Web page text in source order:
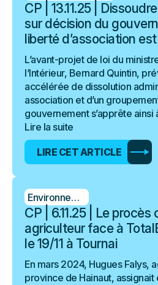
CP | 13.11.25 |
sur décision du
liberté d’association
L’avant-projet de loi du
l’Intérieur, Bernard Quintin,
accélérée de dissolution
association et d’un
gouvernement s’apprête ainsi
Lire la suite
LIRE CET ARTICLE
Environnement
CP | 6.11.25 | Le procès
agriculteur face à
le 19/11 à Tournai
En mars 2024, Hugues Falys,
province de Hainaut, assignait